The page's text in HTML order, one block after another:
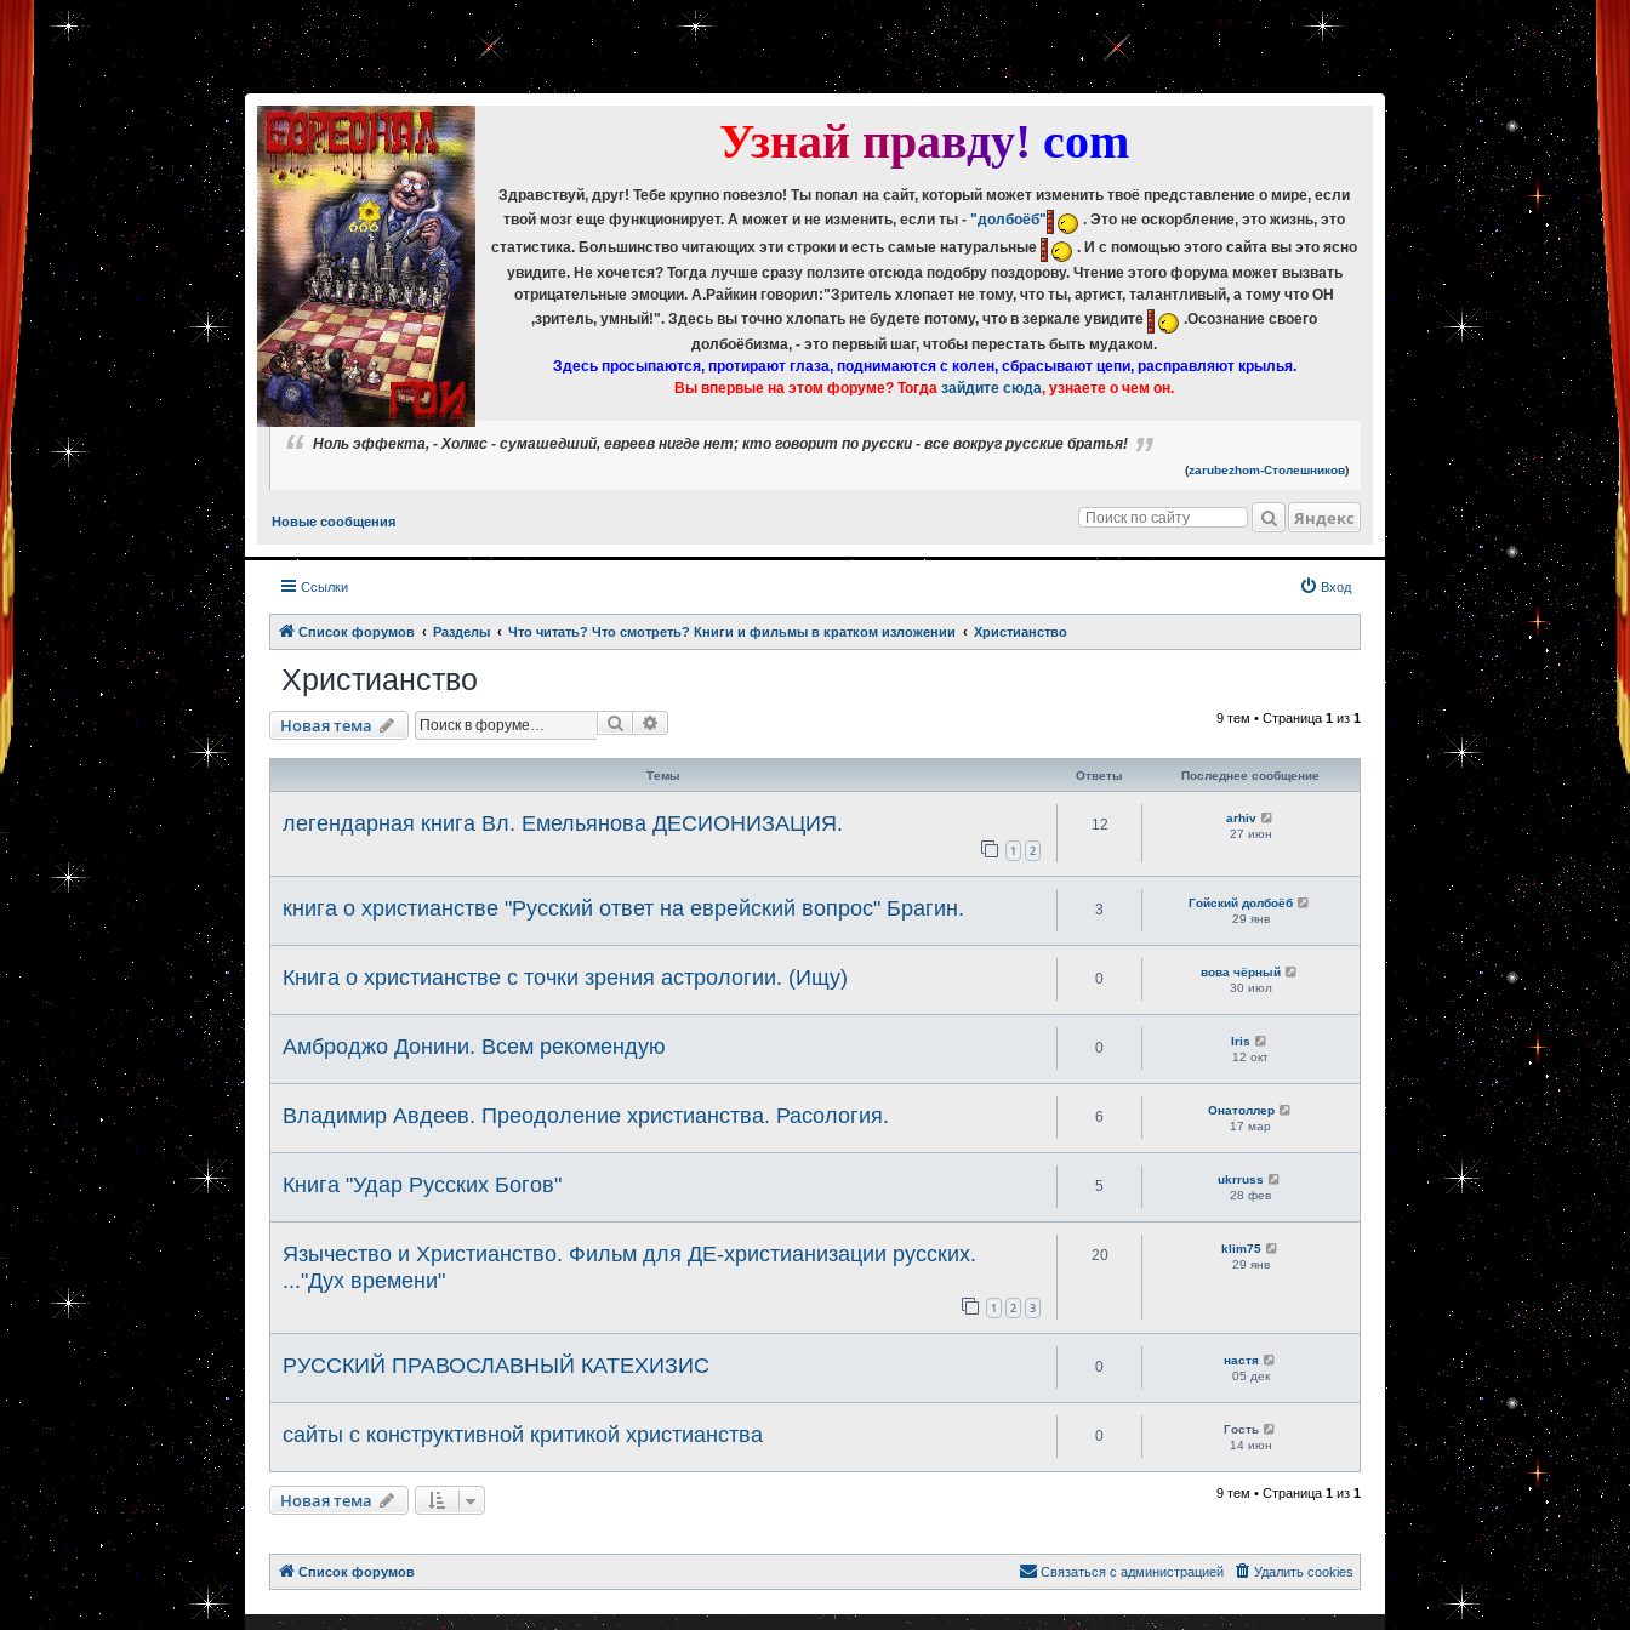
[phpBB Debug] PHP Warning : in file [ROOT]/phpbb/db/driver/mysqli.php
mysqli_fetch_assoc(): Couldn't fetch mysqli_result
[phpBB Debug] PHP Warning
[ROOT]/phpbb/db/driver/mysqli.php
mysqli_free_result(): Couldn't fetch mysqli_result
[phpBB Debug] PHP Warning
: in file [ROOT]/phpbb/db/driver/mysqli.php 265 :mysqli_fetch_assoc(): Couldn't fetch mysqli_result
[phpBB Debug] PHP Warning
: in file [ROOT]/phpbb/db/driver/mysqli.php on line 329 :mysqli_free_result(): Couldn't fetch mysqli_result
[phpBB Debug] PHP Warning
[ROOT]/phpbb/db/driver/mysqli.php on line 265 : mysqli_fetch_assoc(): Couldn't fetch mysqli_result
[phpBB Debug] PHP Warning
[ROOT]/phpbb/db/driver/mysqli.php on line mysqli_free_result(): Couldn't fetch mysqli_result
Узнай правду! com
Здравствуй, друг! Тебе крупно повезло! Ты попал на сайт, который может изменить твоё представление о мире, если
твой мозг еще функционирует. А может и не изменить, если ты - "долбоёб"
. Это не оскорбление, это жизнь, это
статистика. Большинство читающих эти строки и есть самые натуральные
. И с помощью этого сайта вы это ясно
увидите. Не хочется? Тогда лучше сразу ползите отсюда подобру поздорову. Чтение этого форума может вызвать
отрицательные эмоции. А.Райкин говорил:"Зритель хлопает не тому, что ты, артист, талантливый, а тому что ОН
,зритель, умный!". Здесь вы точно хлопать не будете потому, что в зеркале увидите
.Осознание своего
долбоёбизма, - это первый шаг, чтобы перестать быть мудаком.
Здесь просыпаются, протирают глаза, поднимаются с колен, сбрасывают цепи, расправляют крылья.
Вы впервые на этом форуме? Тогда зайдите сюда, узнаете о чем он.
Ноль эффекта, - Холмс - сумашедший, евреев нигде нет; кто говорит по русски - все вокруг русские братья!
(zarubezhom-Столешников)
Новые сообщения Яндекс
Ссылки Вход
Список форумов Разделы Что читать? Что смотреть? Книги и фильмы в кратком изложении Христианство
Христианство
Новая тема Поиск 9 тем • Страница 1 из 1
Темы Ответы Последнее сообщение
легендарная книга Вл. Емельянова ДЕСИОНИЗАЦИЯ.
1 2
12
arhiv
27 июн
книга о христианстве "Русский ответ на еврейский вопрос" Брагин. 3
Гойский долбоёб
29 янв
Книга о христианстве с точки зрения астрологии. (Ищу) 0
вова чёрный
30 июл
Амброджо Донини. Всем рекомендую 0
Iris
12 окт
Владимир Авдеев. Преодоление христианства. Расология. 6
Онатоллер
17 мар
Книга "Удар Русских Богов" 5
ukrruss
28 фев
Язычество и Христианство. Фильм для ДЕ-христианизации русских.
..."Дух времени"
1 2 3
20
klim75
29 янв
РУССКИЙ ПРАВОСЛАВНЫЙ КАТЕХИЗИС 0
настя
05 дек
сайты с конструктивной критикой христианства 0
Гость
14 июн
Новая тема 9 тем • Страница 1 из 1
Список форумов Удалить cookies
Связаться с администрацией